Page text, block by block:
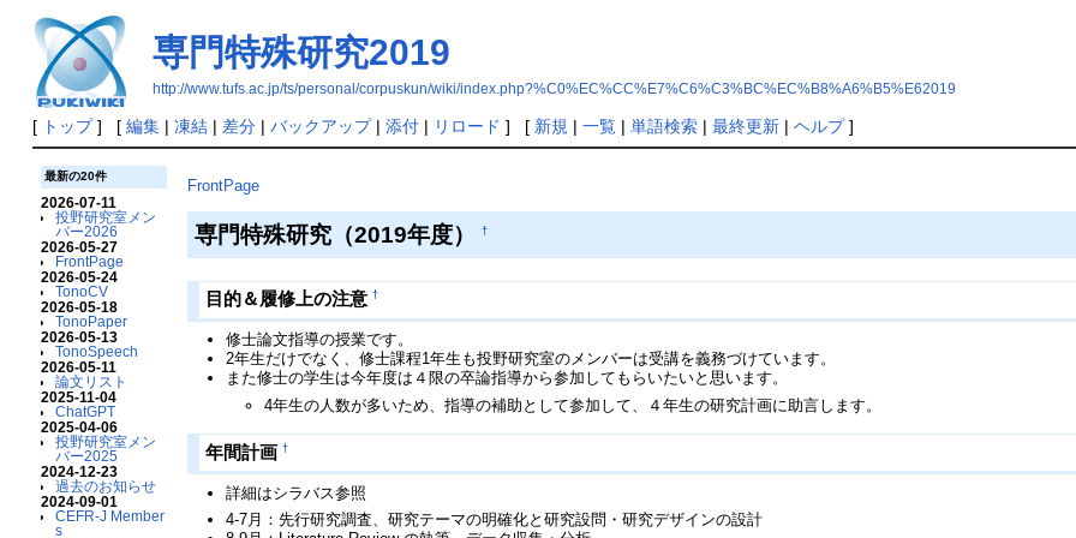
専門特殊研究2019
http://www.tufs.ac.jp/ts/personal/corpuskun/wiki/index.php?%C0%EC%CC%E7%C6%C3%BC%EC%B8%A6%B5%E62019
[ トップ] [ 編集| 凍結| 差分| バックアップ| 添付| リロード ] [ 新規 | 一覧| 単語検索| 最終更新| ヘルプ]
最新の20件
2026-07-11
投野研究室メン
バー2026
2026-05-27
FrontPage
2026-05-24
TonoCV
2026-05-18
TonoPaper
2026-05-13
TonoSpeech
2026-05-11
論文リスト
2025-11-04
ChatGPT
2025-04-06
投野研究室メン
バー2025
2024-12-23
過去のお知らせ
2024-09-01
CEFR-J Member
s
FrontPage
専門特殊研究（2019年度）†
目的＆履修上の注意 †
修士論文指導の授業です。
2年生だけでなく、修士課程1年生も投野研究室のメンバーは受講を義務づけています。
また修士の学生は今年度は４限の卒論指導から参加してもらいたいと思います。
4年生の人数が多いため、指導の補助として参加して、４年生の研究計画に助言します。
年間計画 †
詳細はシラバス参照
4-7月：先行研究調査、研究テーマの明確化と研究設問・研究デザインの設計